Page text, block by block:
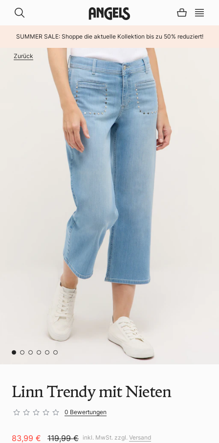
SUMMER SALE: Shoppe die aktuelle Kollektion bis zu 50% reduziert!
Zurück
Linn Trendy mit Nieten
0 Bewertungen
83,99 € 119,99 € inkl. MwSt. zzgl. Versand